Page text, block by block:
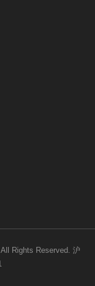
All Rights Reserved. 沪